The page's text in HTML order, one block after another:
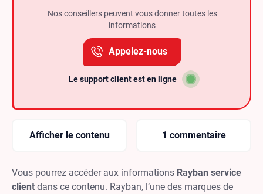
Nos conseillers peuvent vous donner toutes les
informations
Appelez-nous
Le support client est en ligne
Afficher le contenu 1 commentaire
Vous pourrez accéder aux informations Rayban service
client dans ce contenu. Rayban, l’une des marques de